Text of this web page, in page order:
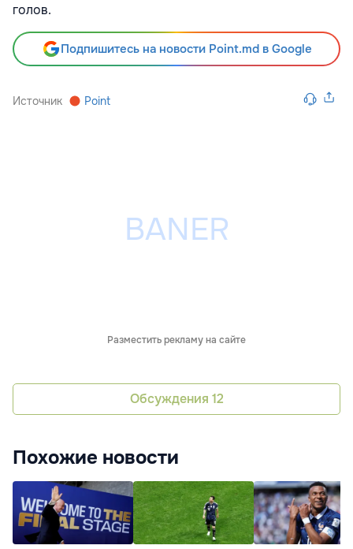
голов.
Подпишитесь на новости Point.md в Google
Источник Point
Разместить рекламу на сайте
Обсуждения 12
Похожие новости